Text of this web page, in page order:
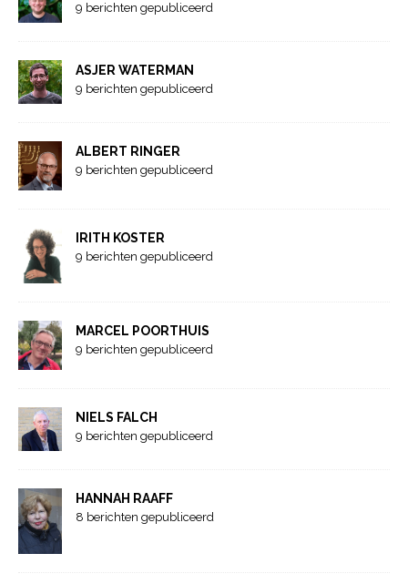
9 berichten gepubliceerd
ASJER WATERMAN
9 berichten gepubliceerd
ALBERT RINGER
9 berichten gepubliceerd
IRITH KOSTER
9 berichten gepubliceerd
MARCEL POORTHUIS
9 berichten gepubliceerd
NIELS FALCH
9 berichten gepubliceerd
HANNAH RAAFF
8 berichten gepubliceerd